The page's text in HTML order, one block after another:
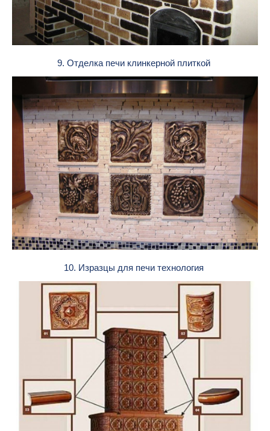
9. Отделка печи клинкерной плиткой
10. Изразцы для печи технология